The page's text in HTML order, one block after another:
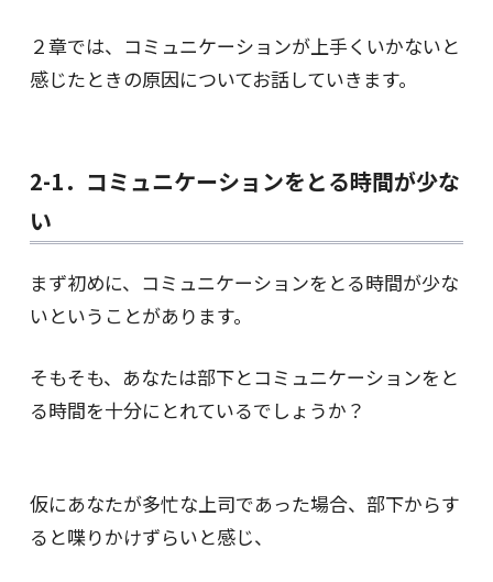
２章では、コミュニケーションが上手くいかないと
感じたときの原因についてお話していきます。
2-1．コミュニケーションをとる時間が少な
い
まず初めに、コミュニケーションをとる時間が少な
いということがあります。
そもそも、あなたは部下とコミュニケーションをと
る時間を十分にとれているでしょうか？
仮にあなたが多忙な上司であった場合、部下からす
ると喋りかけずらいと感じ、